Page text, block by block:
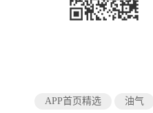
APP首页精选 油气